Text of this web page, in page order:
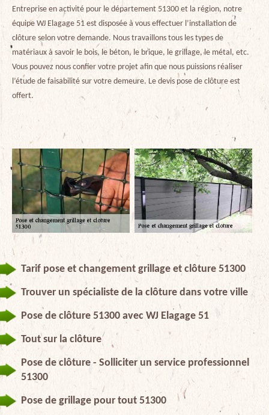
Entreprise en activité pour le département 51300 et la région, notre
équipe WJ Elagage 51 est disposée à vous effectuer l’installation de
clôture selon votre demande. Nous travaillons tous les types de
matériaux à savoir le bois, le béton, le brique, le grillage, le métal, etc.
Vous pouvez nous confier votre projet afin que nous puissions réaliser
l’étude de faisabilité sur votre demeure. Le devis pose de clôture est
offert.
Tarif pose et changement grillage et clôture 51300
Trouver un spécialiste de la clôture dans votre ville
Pose de clôture 51300 avec WJ Elagage 51
Tout sur la clôture
Pose de clôture - Solliciter un service professionnel
51300
Pose de grillage pour tout 51300